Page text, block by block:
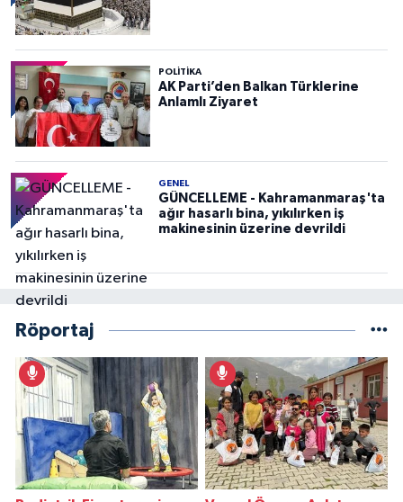
POLITIKA
AK Parti’den Balkan Türklerine
Anlamlı Ziyaret
GENEL
GÜNCELLEME - Kahramanmaraş'ta
ağır hasarlı bina, yıkılırken iş
makinesinin üzerine devrildi
Röportaj